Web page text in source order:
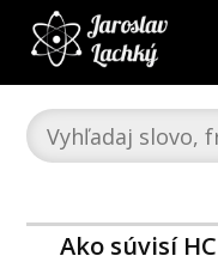
Ako súvisí